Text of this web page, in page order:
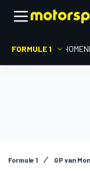
FORMULE 1 HOME
Formule 1 GP van